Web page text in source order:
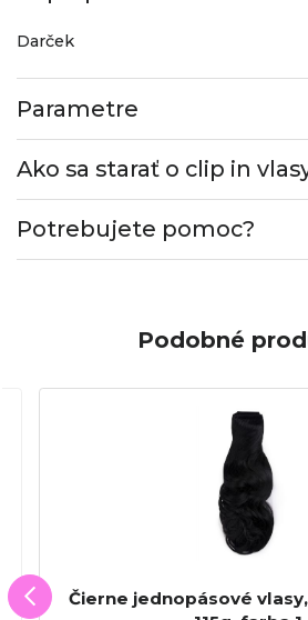
Darček
Parametre
Ako sa starať o clip in
Potrebujete pomoc?
Podobné
Čierne jednopásové